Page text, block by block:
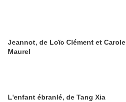
Jeannot, de Loïc Clément et Carole
Maurel
L'enfant ébranlé, de Tang Xia